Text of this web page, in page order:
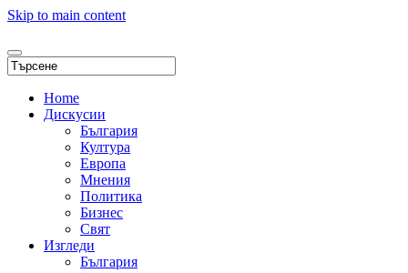
Skip to main content
Home
Дискусии
България
Култура
Европа
Мнения
Политика
Бизнес
Свят
Изгледи
България